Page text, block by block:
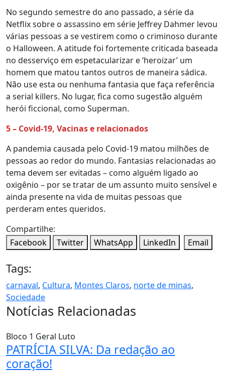
No segundo semestre do ano passado, a série da
Netflix sobre o assassino em série Jeffrey Dahmer levou
várias pessoas a se vestirem como o criminoso durante
o Halloween. A atitude foi fortemente criticada baseada
no desserviço em espetacularizar e ‘heroizar’ um
homem que matou tantos outros de maneira sádica.
Não use esta ou nenhuma fantasia que faça referência
a serial killers. No lugar, fica como sugestão alguém
herói ficcional, como Superman.
5 – Covid-19, Vacinas e relacionados
A pandemia causada pelo Covid-19 matou milhões de
pessoas ao redor do mundo. Fantasias relacionadas ao
tema devem ser evitadas – como alguém ligado ao
oxigênio – por se tratar de um assunto muito sensível e
ainda presente na vida de muitas pessoas que
perderam entes queridos.
Compartilhe:
Facebook
Twitter WhatsApp LinkedIn Email
Tags:
carnaval, Cultura, Montes Claros, norte de minas,
Sociedade
Notícias Relacionadas
Bloco 1 Geral Luto
PATRÍCIA SILVA: Da redação ao
coração!